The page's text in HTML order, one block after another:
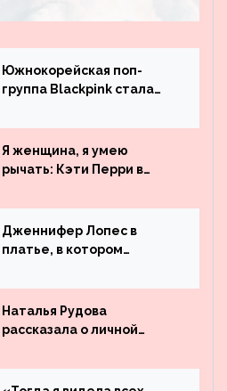
Южнокорейская поп-
группа Blackpink стала
просмотрам на YouTube.
Они обогнали даже
Джастина Бибера
Я женщина, я умею
рычать: Кэти Перри в
Дженнифер Лопес в
платье, в котором
незамеченной
Наталья Рудова
рассказала о личной